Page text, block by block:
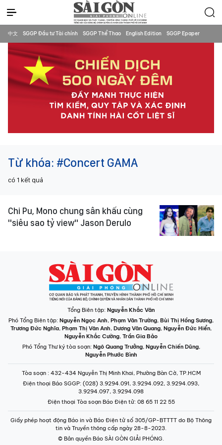
中文 SGGP Đầu tư Tài chính SGGP Thể Thao English Edition SGGP Epaper
Từ khóa: #Concert GAMA
có 1 kết quả
Chi Pu, Mono chung sân khấu cùng
"siêu sao tỷ view" Jason Derulo
Tổng Biên tập: Nguyễn Khắc Văn
Phó Tổng Biên tập: Nguyễn Ngọc Anh, Phạm Văn Trường, Bùi Thị Hồng Sương,
Trương Đức Nghĩa, Phạm Thị Vân Anh, Dương Văn Quang, Nguyễn Đức Hiển,
Nguyễn Khắc Cường, Trần Gia Bảo
Phó Tổng Thư ký tòa soạn: Ngô Quang Trưởng, Nguyễn Chiến Dũng,
Nguyễn Phước Bình
Tòa soạn : 432-434 Nguyễn Thị Minh Khai, Phường Bàn Cờ, TP.HCM
Điện thoại Báo SGGP: (028) 3.9294.091, 3.9294.092, 3.9294.093,
3.9294.097, 3.9294.098
Điện thoại Tòa soạn Báo Điện tử: 08 65 11 22 55
Giấy phép hoạt động Báo in và Báo Điện tử số 305/GP-BTTTT do Bộ Thông
tin và Truyền thông cấp ngày 28-8-2023.
© Bản quyền Báo SÀI GÒN GIẢI PHÓNG.